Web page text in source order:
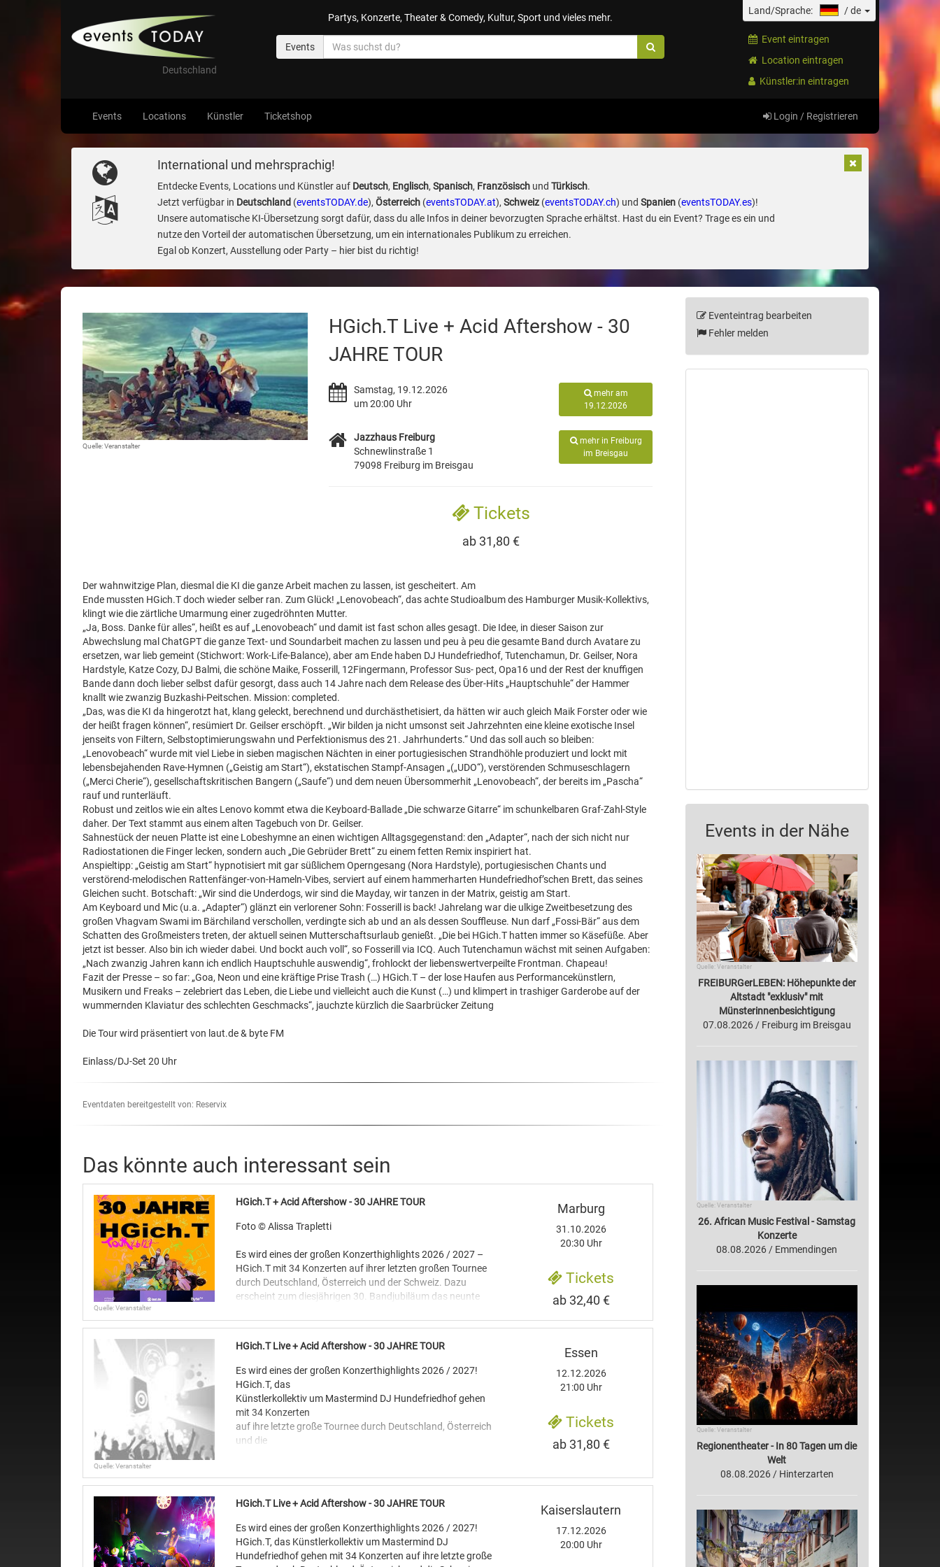
Deutschland
Partys, Konzerte, Theater & Comedy, Kultur, Sport und vieles mehr.
Events
Land/Sprache: /de
Event eintragen
Location eintragen
Künstler:in eintragen
Events Locations Künstler Ticketshop Login / Registrieren
International und mehrsprachig!
Entdecke Events, Locations und Künstler auf Deutsch, Englisch, Spanisch, Französischund Türkisch.
Jetzt verfügbar in Deutschland (eventsTODAY.de), Österreich(eventsTODAY.at), Schweiz(eventsTODAY.ch) und Spanien(eventsTODAY.es)!
Unsere automatische KI-Übersetzung sorgt dafür, dass du alle Infos in deiner bevorzugten Sprache erhältst. Hast du ein Event? Trage es ein und
nutze den Vorteil der automatischen Übersetzung, um ein internationales Publikum zu erreichen.
Egal ob Konzert, Ausstellung oder Party – hier bist du richtig!
Quelle: Veranstalter
HGich.T Live + Acid Aftershow - 30
JAHRE TOUR
Samstag, 19.12.2026
um 20:00 Uhr
mehr am
19.12.2026
Jazzhaus Freiburg
Schnewlinstraße 1
79098 Freiburg im Breisgau
mehr in Freiburg
im Breisgau
Tickets
ab 31,80 €
Der wahnwitzige Plan, diesmal die KI die ganze Arbeit machen zu lassen, ist gescheitert. Am
Ende mussten HGich.T doch wieder selber ran. Zum Glück! „Lenovobeach“, das achte Studioalbum des Hamburger Musik-Kollektivs,
klingt wie die zärtliche Umarmung einer zugedröhnten Mutter.
„Ja, Boss. Danke für alles“, heißt es auf „Lenovobeach“ und damit ist fast schon alles gesagt. Die Idee, in dieser Saison zur
Abwechslung mal ChatGPT die ganze Text- und Soundarbeit machen zu lassen und peu à peu die gesamte Band durch Avatare zu
ersetzen, war lieb gemeint (Stichwort: Work-Life-Balance), aber am Ende haben DJ Hundefriedhof, Tutenchamun, Dr. Geilser, Nora
Hardstyle, Katze Cozy, DJ Balmi, die schöne Maike, Fosserill, 12Fingermann, Professor Sus- pect, Opa16 und der Rest der knuffigen
Bande dann doch lieber selbst dafür gesorgt, dass auch 14 Jahre nach dem Release des Über-Hits „Hauptschuhle“ der Hammer
knallt wie zwanzig Buzkashi-Peitschen. Mission: completed.
„Das, was die KI da hingerotzt hat, klang geleckt, berechnend und durchästhetisiert, da hätten wir auch gleich Maik Forster oder wie
der heißt fragen können“, resümiert Dr. Geilser erschöpft. „Wir bilden ja nicht umsonst seit Jahrzehnten eine kleine exotische Insel
jenseits von Filtern, Selbstoptimierungswahn und Perfektionismus des 21. Jahrhunderts.“ Und das soll auch so bleiben:
„Lenovobeach“ wurde mit viel Liebe in sieben magischen Nächten in einer portugiesischen Strandhöhle produziert und lockt mit
lebensbejahenden Rave-Hymnen („Geistig am Start“), ekstatischen Stampf-Ansagen „(„UDO“), verstörenden Schmuseschlagern
(„Merci Cherie“), gesellschaftskritischen Bangern („Saufe“) und dem neuen Übersommerhit „Lenovobeach“, der bereits im „Pascha“
rauf und runterläuft.
Robust und zeitlos wie ein altes Lenovo kommt etwa die Keyboard-Ballade „Die schwarze Gitarre“ im schunkelbaren Graf-Zahl-Style
daher. Der Text stammt aus einem alten Tagebuch von Dr. Geilser.
Sahnestück der neuen Platte ist eine Lobeshymne an einen wichtigen Alltagsgegenstand: den „Adapter“, nach der sich nicht nur
Radiostationen die Finger lecken, sondern auch „Die Gebrüder Brett“ zu einem fetten Remix inspiriert hat.
Anspieltipp: „Geistig am Start“ hypnotisiert mit gar süßlichem Operngesang (Nora Hardstyle), portugiesischen Chants und
verstörend-melodischen Rattenfänger-von-Hameln-Vibes, serviert auf einem hammerharten Hundefriedhof’schen Brett, das seines
Gleichen sucht. Botschaft: „Wir sind die Underdogs, wir sind die Mayday, wir tanzen in der Matrix, geistig am Start.
Am Keyboard und Mic (u.a. „Adapter“) glänzt ein verlorener Sohn: Fosserill is back! Jahrelang war die ulkige Zweitbesetzung des
großen Vhagvam Swami im Bärchiland verschollen, verdingte sich ab und an als dessen Souffleuse. Nun darf „Fossi-Bär“ aus dem
Schatten des Großmeisters treten, der aktuell seinen Mutterschaftsurlaub genießt. „Die bei HGich.T hatten immer so Käsefüße. Aber
jetzt ist besser. Also bin ich wieder dabei. Und bockt auch voll“, so Fosserill via ICQ. Auch Tutenchamun wächst mit seinen Aufgaben:
„Nach zwanzig Jahren kann ich endlich Hauptschuhle auswendig“, frohlockt der liebenswertverpeilte Frontman. Chapeau!
Fazit der Presse – so far: „Goa, Neon und eine kräftige Prise Trash (…) HGich.T – der lose Haufen aus Performancekünstlern,
Musikern und Freaks – zelebriert das Leben, die Liebe und vielleicht auch die Kunst (…) und klimpert in trashiger Garderobe auf der
wummernden Klaviatur des schlechten Geschmacks“, jauchzte kürzlich die Saarbrücker Zeitung
Die Tour wird präsentiert von laut.de & byte FM
Einlass/DJ-Set 20 Uhr
Eventdaten bereitgestellt von: Reservix
Das könnte auch interessant sein
Quelle: Veranstalter
HGich.T + Acid Aftershow - 30 JAHRE TOUR
Foto © Alissa Trapletti
Es wird eines der großen Konzerthighlights 2026 / 2027 –
HGich.T mit 34 Konzerten auf ihrer letzten großen Tournee
durch Deutschland, Österreich und der Schweiz. Dazu
erscheint zum diesjährigen 30. Bandjubiläum das neunte
trocken.
Konzepte, werden uns auf ihrer 30 JAHRE TOUR das Fell
über die Ohren ziehen. Also was? Genau, husch, husch zu
HGich.T – und mal schön den Alltag in die Tonne kloppen.
Marburg
31.10.2026
20:30 Uhr
Tickets
ab 32,40 €
Quelle: Veranstalter
HGich.T Live + Acid Aftershow - 30 JAHRE TOUR
Es wird eines der großen Konzerthighlights 2026 / 2027!
HGich.T, das
Künstlerkollektiv um Mastermind DJ Hundefriedhof gehen
mit 34 Konzerten
auf ihre letzte große Tournee durch Deutschland, Österreich
und die
trocken.
Also auf drei: Bauarbeiter*Innen-Weste überstreifen,
Schwarzlicht an und
Anlage auf Maximum. Denn HGich.T, die Speerspitze der
elektronischen
Essen
12.12.2026
21:00 Uhr
Tickets
ab 31,80 €
HGich.T Live + Acid Aftershow - 30 JAHRE TOUR
Es wird eines der großen Konzerthighlights 2026 / 2027!
HGich.T, das Künstlerkollektiv um Mastermind DJ
Hundefriedhof gehen mit 34 Konzerten auf ihre letzte große
Kaiserslautern
17.12.2026
20:00 Uhr
Eventeintrag bearbeiten
Fehler melden
Events in der Nähe
Quelle: Veranstalter
FREIBURGerLEBEN: Höhepunkte der
Altstadt "exklusiv" mit
Münsterinnenbesichtigung
07.08.2026 / Freiburg im Breisgau
Quelle: Veranstalter
26. African Music Festival - Samstag
Konzerte
08.08.2026 / Emmendingen
Quelle: Veranstalter
Regionentheater - In 80 Tagen um die
Welt
08.08.2026 / Hinterzarten